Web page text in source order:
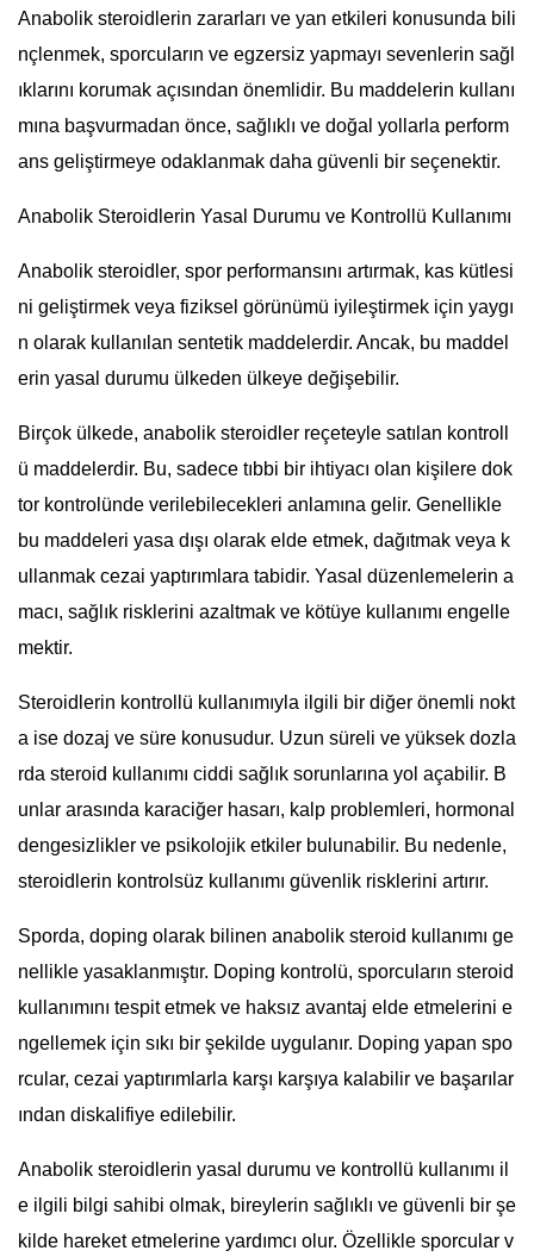
Anabolik steroidlerin zararları ve yan etkileri konusunda bili
nçlenmek, sporcuların ve egzersiz yapmayı sevenlerin sağl
ıklarını korumak açısından önemlidir. Bu maddelerin kullanı
mına başvurmadan önce, sağlıklı ve doğal yollarla perform
ans geliştirmeye odaklanmak daha güvenli bir seçenektir.
Anabolik Steroidlerin Yasal Durumu ve Kontrollü Kullanımı
Anabolik steroidler, spor performansını artırmak, kas kütlesi
ni geliştirmek veya fiziksel görünümü iyileştirmek için yaygı
n olarak kullanılan sentetik maddelerdir. Ancak, bu maddel
erin yasal durumu ülkeden ülkeye değişebilir.
Birçok ülkede, anabolik steroidler reçeteyle satılan kontroll
ü maddelerdir. Bu, sadece tıbbi bir ihtiyacı olan kişilere dok
tor kontrolünde verilebilecekleri anlamına gelir. Genellikle
bu maddeleri yasa dışı olarak elde etmek, dağıtmak veya k
ullanmak cezai yaptırımlara tabidir. Yasal düzenlemelerin a
macı, sağlık risklerini azaltmak ve kötüye kullanımı engelle
mektir.
Steroidlerin kontrollü kullanımıyla ilgili bir diğer önemli nokt
a ise dozaj ve süre konusudur. Uzun süreli ve yüksek dozla
rda steroid kullanımı ciddi sağlık sorunlarına yol açabilir. B
unlar arasında karaciğer hasarı, kalp problemleri, hormonal
dengesizlikler ve psikolojik etkiler bulunabilir. Bu nedenle,
steroidlerin kontrolsüz kullanımı güvenlik risklerini artırır.
Sporda, doping olarak bilinen anabolik steroid kullanımı ge
nellikle yasaklanmıştır. Doping kontrolü, sporcuların steroid
kullanımını tespit etmek ve haksız avantaj elde etmelerini e
ngellemek için sıkı bir şekilde uygulanır. Doping yapan spo
rcular, cezai yaptırımlarla karşı karşıya kalabilir ve başarılar
ından diskalifiye edilebilir.
Anabolik steroidlerin yasal durumu ve kontrollü kullanımı il
e ilgili bilgi sahibi olmak, bireylerin sağlıklı ve güvenli bir şe
kilde hareket etmelerine yardımcı olur. Özellikle sporcular v